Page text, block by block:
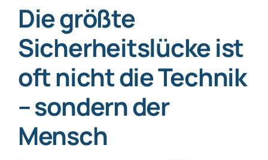
Die größte
Sicherheitslücke ist
oft nicht die Technik
– sondern der
Mensch